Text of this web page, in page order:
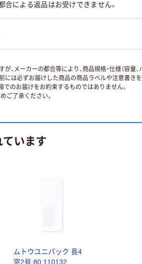
合による返品はお受けできません。
メーカーの都合等により、商品規格・仕様（容量
は必ずお届けした商品の商品ラベルや注意書き
でのお届けをお約束するものではありません。
ご了承ください。
います
ムトウユニパック 長4
窓2号 80 110132